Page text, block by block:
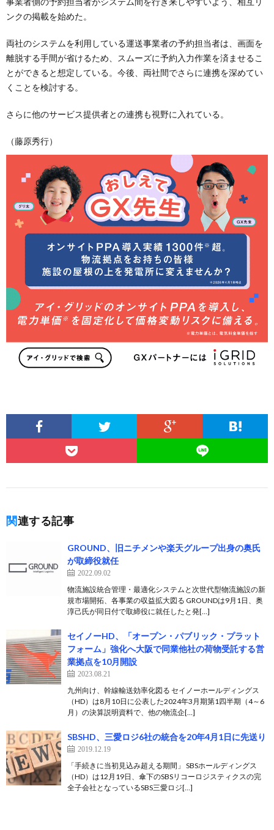
ンクの掲載を始めた。
両社のシステムを利用している運送事業者の予約担当者は、画面を
離脱する手間が省けるため、スムーズに予約入力作業を済ませるこ
とができると想定している。今後、両社間でさらに連携を深めてい
くことを検討する。
さらに他のサービス提供者との連携も視野に入れている。
（藤原秀行）
関連する記事
GROUND、旧ニチメンや楽天グループ出身の奥氏
が取締役就任
2022.09.02
物流施設統合管理・最適化システムと次世代型物流施設の新
規市場開拓、各事業の収益拡大図る GROUNDは9月1日、奥
淳己氏が同日付で取締役に就任したと発[…]
セイノーHD、「オープン・パブリック・プラット
フォーム」強化へ大阪で同業他社の荷物受託する営
業拠点を10月開設
2023.08.21
九州向け、幹線輸送効率化図る セイノーホールディングス
（HD）は8月10日に公表した2024年3月期第1四半期（4～6
月）の決算説明資料で、他の物流企[…]
SBSHD、三愛ロジ6社の統合を20年4月1日に先送り
2019.12.19
「手続きに当初見込み超える期間」 SBSホールディングス
（HD）は12月19日、傘下のSBSリコーロジスティクスの完
全子会社となっているSBS三愛ロジ[…]